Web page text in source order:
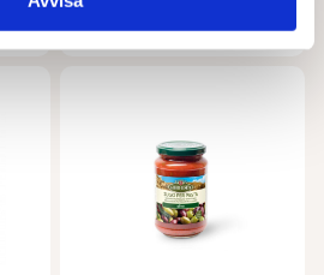
Lägg till i varukorg